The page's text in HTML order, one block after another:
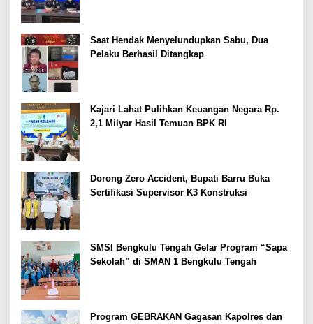
Saat Hendak Menyelundupkan Sabu, Dua
Pelaku Berhasil Ditangkap
Kajari Lahat Pulihkan Keuangan Negara Rp.
2,1 Milyar Hasil Temuan BPK RI
Dorong Zero Accident, Bupati Barru Buka
Sertifikasi Supervisor K3 Konstruksi
SMSI Bengkulu Tengah Gelar Program “Sapa
Sekolah” di SMAN 1 Bengkulu Tengah
Program GEBRAKAN Gagasan Kapolres dan